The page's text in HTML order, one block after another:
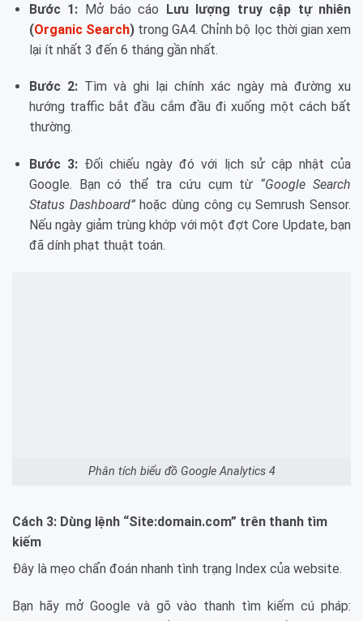
Bước 1: Mở báo cáo Lưu lượng truy cập tự nhiên
(Organic Search)trong GA4. Chỉnh bộ lọc thời gian xem
lại ít nhất 3 đến 6 tháng gần nhất.
Bước 2:Tìm và ghi lại chính xác ngày mà đường xu
hướng traffic bắt đầu cắm đầu đi xuống một cách bất
thường.
Bước 3:Đối chiếu ngày đó với lịch sử cập nhật của
Google. Bạn có thể tra cứu cụm từ “Google Search
Status Dashboard”hoặc dùng công cụ Semrush Sensor.
Nếu ngày giảm trùng khớp với một đợt Core Update, bạn
đã dính phạt thuật toán.
Phân tích biểu đồ Google Analytics 4
Cách 3: Dùng lệnh “Site:domain.com” trên thanh tìm
kiếm
Đây là mẹo chẩn đoán nhanh tình trạng Index của website.
Bạn hãy mở Google và gõ vào thanh tìm kiếm cú pháp: